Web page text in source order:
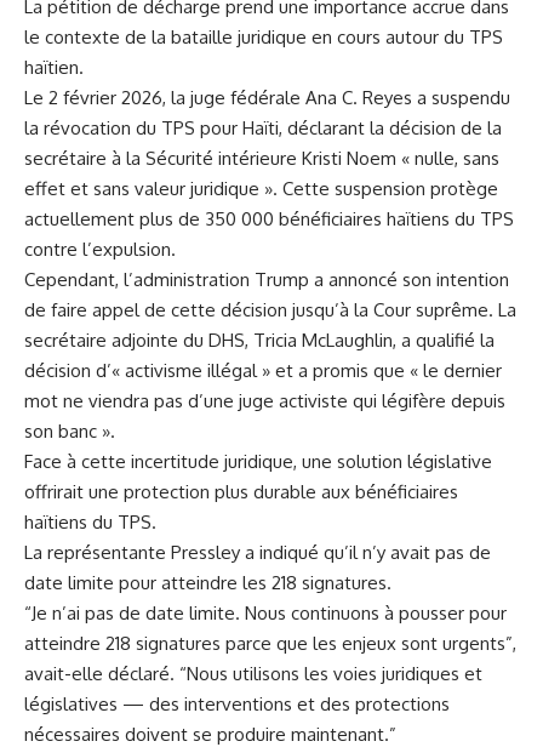
La pétition de décharge prend une importance accrue dans
le contexte de la bataille juridique en cours autour du TPS
haïtien.
Le 2 février 2026, la juge fédérale Ana C. Reyes a suspendu
la révocation du TPS pour Haïti, déclarant la décision de la
secrétaire à la Sécurité intérieure Kristi Noem « nulle, sans
effet et sans valeur juridique ». Cette suspension protège
actuellement plus de 350 000 bénéficiaires haïtiens du TPS
contre l’expulsion.
Cependant, l’administration Trump a annoncé son intention
de faire appel de cette décision jusqu’à la Cour suprême. La
secrétaire adjointe du DHS, Tricia McLaughlin, a qualifié la
décision d’« activisme illégal » et a promis que « le dernier
mot ne viendra pas d’une juge activiste qui légifère depuis
son banc ».
Face à cette incertitude juridique, une solution législative
offrirait une protection plus durable aux bénéficiaires
haïtiens du TPS.
La représentante Pressley a indiqué qu’il n’y avait pas de
date limite pour atteindre les 218 signatures.
“Je n’ai pas de date limite. Nous continuons à pousser pour
atteindre 218 signatures parce que les enjeux sont urgents”,
avait-elle déclaré. “Nous utilisons les voies juridiques et
législatives — des interventions et des protections
nécessaires doivent se produire maintenant.”